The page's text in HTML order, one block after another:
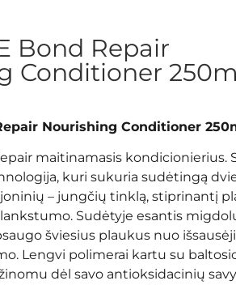
Bond Repair
Conditioner
Nourishing Conditioner
maitinamasis kondicionierius.
kuri sukuria sudėtingą
– jungčių tinklą, stiprinantį
Sudėtyje esantis
šviesius plaukus nuo
Lengvi polimerai kartu su
dėl savo antioksidacinių